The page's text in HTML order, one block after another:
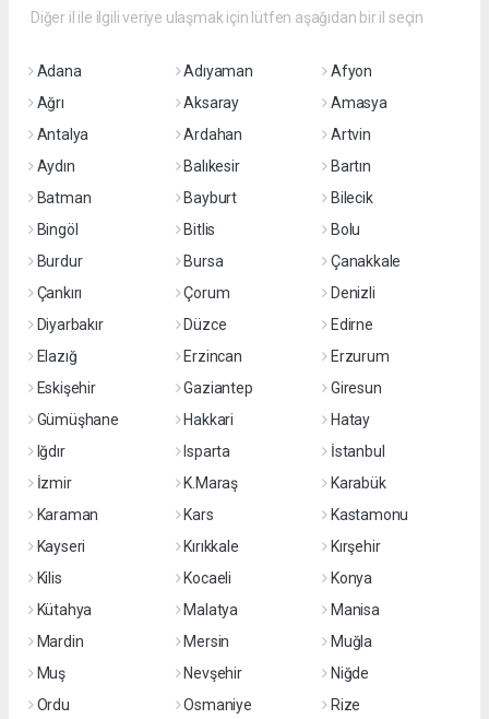
Diğer il ile ilgili veriye ulaşmak için lütfen aşağıdan bir il seçin
Adana Adıyaman
Afyon
Ağrı
Aksaray
Amasya
Antalya
Ardahan
Artvin
Aydın
Balıkesir
Bartın
Batman
Bayburt
Bilecik
Bingöl
Bitlis
Bolu
Burdur
Bursa
Çanakkale
Çankırı
Çorum
Denizli
Diyarbakır
Düzce
Edirne
Elazığ
Erzincan
Erzurum
Eskişehir
Gaziantep
Giresun
Gümüşhane
Hakkari
Hatay
Iğdır
Isparta
İstanbul
İzmir
K.Maraş
Karabük
Karaman
Kars
Kastamonu
Kayseri
Kırıkkale
Kırşehir
Kilis
Kocaeli
Konya
Kütahya
Malatya
Manisa
Mardin
Mersin
Muğla
Muş
Nevşehir
Niğde
Ordu
Osmaniye Rize